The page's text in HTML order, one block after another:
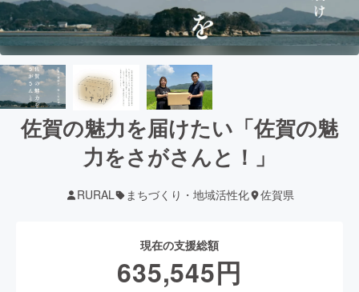
佐賀の魅力を届けたい「佐賀の魅
力をさがさんと！」
RURAL まちづくり・地域活性化 佐賀県
現在の支援総額
635,545円